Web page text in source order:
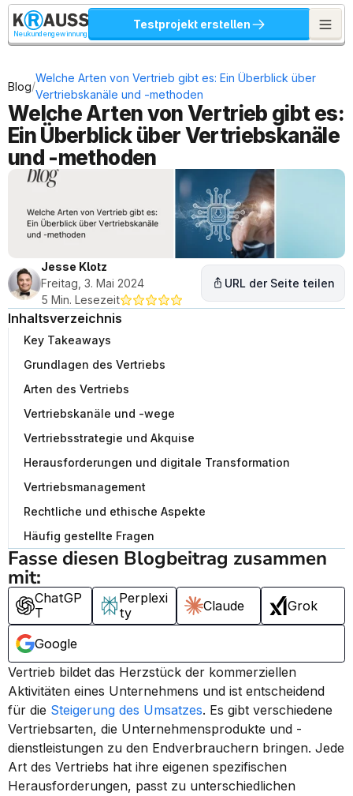
Neukundengewinnung
Testprojekt erstellen
Blog/
Welche Arten von Vertrieb gibt es: Ein Überblick über
Vertriebskanäle und -methoden
Welche Arten von Vertrieb gibt es:
Ein Überblick über Vertriebskanäle
und -methoden
Jesse Klotz
Freitag, 3. Mai 2024
5 Min. Lesezeit
URL der Seite teilen
Inhaltsverzeichnis
Key Takeaways
Grundlagen des Vertriebs
Arten des Vertriebs
Vertriebskanäle und -wege
Vertriebsstrategie und Akquise
Herausforderungen und digitale Transformation
Vertriebsmanagement
Rechtliche und ethische Aspekte
Häufig gestellte Fragen
Fasse diesen Blogbeitrag zusammen
mit:
ChatGP
T
Perplexi
ty
Claude Grok
Google
Vertrieb bildet das Herzstück der kommerziellen
Aktivitäten eines Unternehmens und ist entscheidend
für die Steigerung des Umsatzes. Es gibt verschiedene
Vertriebsarten, die Unternehmensprodukte und -
dienstleistungen zu den Endverbrauchern bringen. Jede
Art des Vertriebs hat ihre eigenen spezifischen
Herausforderungen, passt zu unterschiedlichen